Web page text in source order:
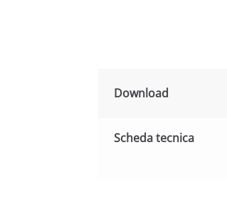
Download
Scheda tecnica